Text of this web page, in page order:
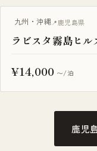
露天風呂付き客室
九州・沖縄 鹿児島県
ラビスタ霧島ヒル
¥14,000 〜/泊
鹿児